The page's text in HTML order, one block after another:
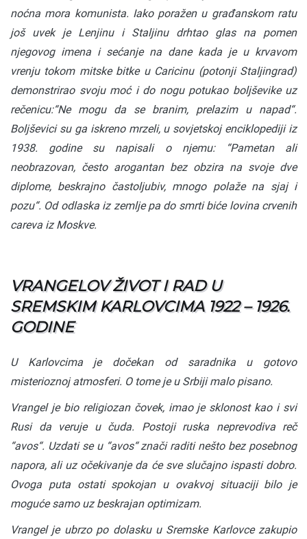
noćna mora komunista. Iako poražen u građanskom ratu
još uvek je Lenjinu i Staljinu drhtao glas na pomen
njegovog imena i sećanje na dane kada je u krvavom
vrenju tokom mitske bitke u Caricinu (potonji Staljingrad)
demonstrirao svoju moć i do nogu potukao boljševike uz
rečenicu:“Ne mogu da se branim, prelazim u napad“.
Boljševici su ga iskreno mrzeli, u sovjetskoj enciklopediji iz
1938. godine su napisali o njemu: “Pametan ali
neobrazovan, često arogantan bez obzira na svoje dve
diplome, beskrajno častoljubiv, mnogo polaže na sjaj i
pozu“. Od odlaska iz zemlje pa do smrti biće lovina crvenih
careva iz Moskve.
VRANGELOV ŽIVOT I RAD U
SREMSKIM KARLOVCIMA 1922 – 1926.
GODINE
U Karlovcima je dočekan od saradnika u gotovo
misterioznoj atmosferi. O tome je u Srbiji malo pisano.
Vrangel je bio religiozan čovek, imao je sklonost kao i svi
Rusi da veruje u čuda. Postoji ruska neprevodiva reč
“avos“. Uzdati se u “avos“ znači raditi nešto bez posebnog
napora, ali uz očekivanje da će sve slučajno ispasti dobro.
Ovoga puta ostati spokojan u ovakvoj situaciji bilo je
moguće samo uz beskrajan optimizam.
Vrangel je ubrzo po dolasku u Sremske Karlovce zakupio